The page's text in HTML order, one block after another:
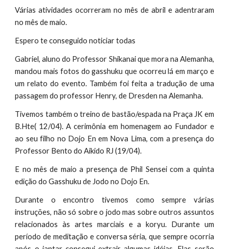
Várias atividades ocorreram no mês de abril e adentraram
no mês de maio.
Espero te conseguido noticiar todas
Gabriel, aluno do Professor Shikanai que mora na Alemanha,
mandou mais fotos do gasshuku que ocorreu lá em março e
um relato do evento. Também foi feita a tradução de uma
passagem do professor Henry, de Dresden na Alemanha.
Tivemos também o treino de bastão/espada na Praça JK em
B.Hte( 12/04). A cerimônia em homenagem ao Fundador e
ao seu filho no Dojo En em Nova Lima, com a presença do
Professor Bento do Aikido RJ (19/04).
E no mês de maio a presença de Phil Sensei com a quinta
edição do Gasshuku de Jodo no Dojo En.
Durante o encontro tivemos como sempre várias
instruções, não só sobre o jodo mas sobre outros assuntos
relacionados às artes marciais e a koryu. Durante um
período de meditação e conversa séria, que sempre ocorria